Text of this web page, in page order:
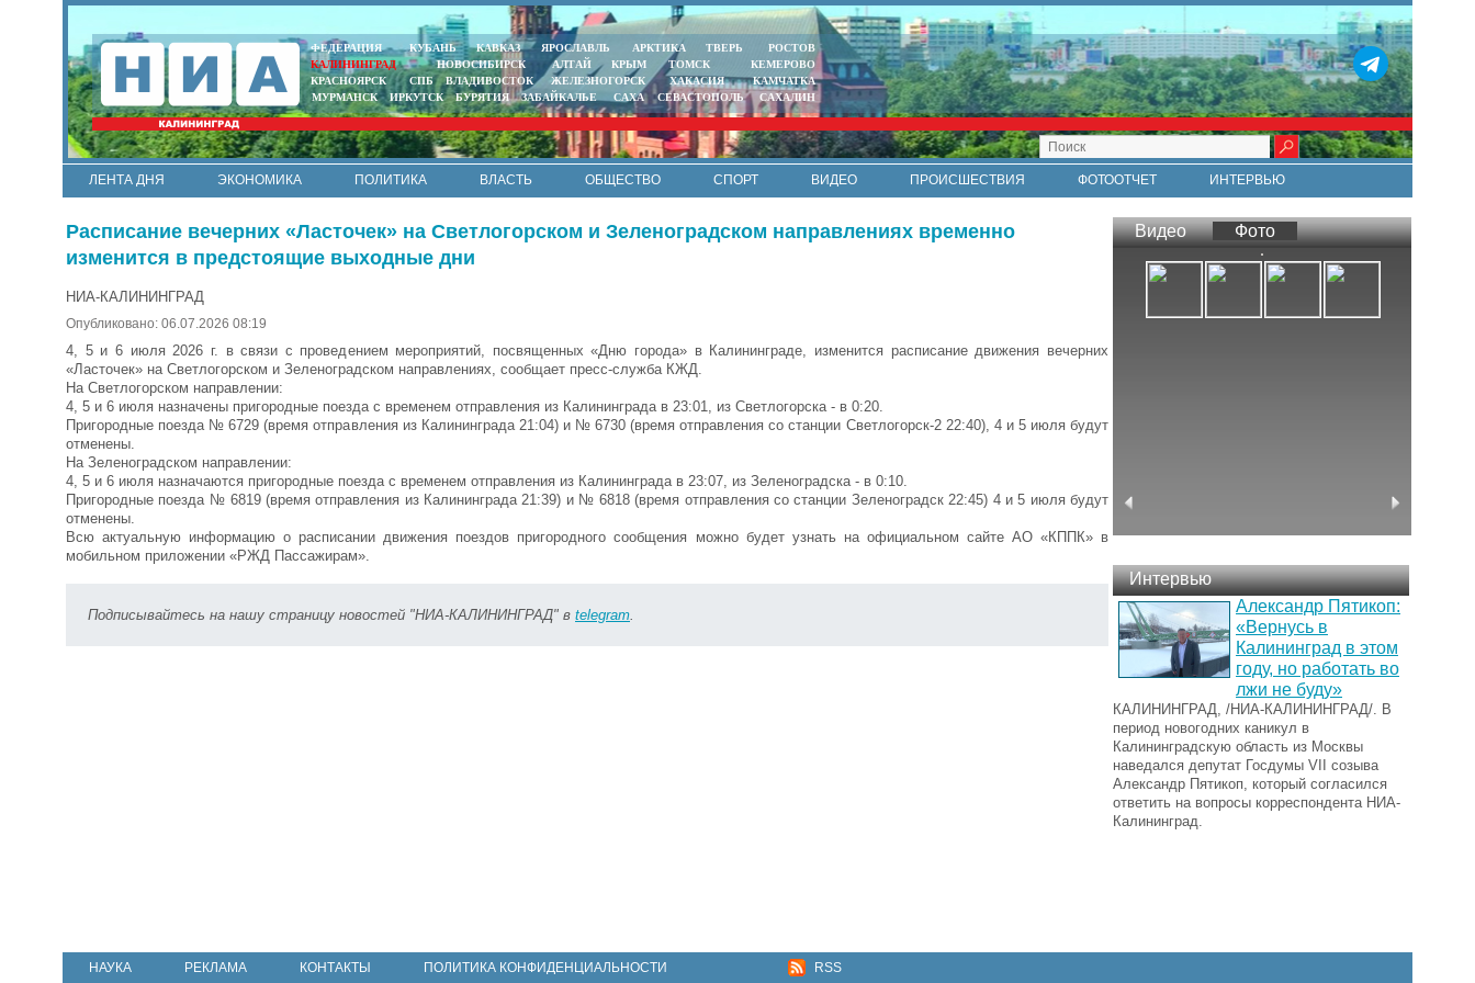
ФЕДЕРАЦИЯ КУБАНЬ КАВКАЗ ЯРОСЛАВЛЬ АРКТИКА ТВЕРЬ
РОСТОВ
КАЛИНИНГРАД
НОВОСИБИРСК АЛТАЙ КРЫМ ТОМСК
КЕМЕРОВО
КРАСНОЯРСК
СПБ ВЛАДИВОСТОК ЖЕЛЕЗНОГОРСК ХАКАСИЯ
КАМЧАТКА
МУРМАНСК
ИРКУТСК БУРЯТИЯ ЗАБАЙКАЛЬЕ САХА СЕВАСТОПОЛЬ САХАЛИН
ЛЕНТА ДНЯ ЭКОНОМИКА ПОЛИТИКА ВЛАСТЬ ОБЩЕСТВО СПОРТ ВИДЕО ПРОИСШЕСТВИЯ ФОТООТЧЕТ
ИНТЕРВЬЮ
Расписание вечерних «Ласточек» на Светлогорском и Зеленоградском направлениях временно
изменится в предстоящие выходные дни
НИА-КАЛИНИНГРАД
Опубликовано: 06.07.2026 08:19
4, 5 и 6 июля 2026 г. в связи с проведением мероприятий, посвященных «Дню города» в Калининграде, изменится расписание движения вечерних
«Ласточек» на Светлогорском и Зеленоградском направлениях, сообщает пресс-служба КЖД.
На Светлогорском направлении:
4, 5 и 6 июля назначены пригородные поезда с временем отправления из Калининграда в 23:01, из Светлогорска - в 0:20.
Пригородные поезда № 6729 (время отправления из Калининграда 21:04) и № 6730 (время отправления со станции Светлогорск-2 22:40), 4 и 5 июля будут
отменены.
На Зеленоградском направлении:
4, 5 и 6 июля назначаются пригородные поезда с временем отправления из Калининграда в 23:07, из Зеленоградска - в 0:10.
Пригородные поезда № 6819 (время отправления из Калининграда 21:39) и № 6818 (время отправления со станции Зеленоградск 22:45) 4 и 5 июля будут
отменены.
Всю актуальную информацию о расписании движения поездов пригородного сообщения можно будет узнать на официальном сайте АО «КППК» в
мобильном приложении «РЖД Пассажирам».
Подписывайтесь на нашу страницу новостей "НИА-КАЛИНИНГРАД" в telegram
Видео Фото
Интервью
Александр Пятикоп:
«Вернусь в
Калининград в этом
году, но работать во
лжи не буду»
КАЛИНИНГРАД, /НИА-КАЛИНИНГРАД/. В
период новогодних каникул в
Калининградскую область из Москвы
наведался депутат Госдумы VII созыва
Александр Пятикоп, который согласился
ответить на вопросы корреспондента НИА-
Калининград.
НАУКА РЕКЛАМА КОНТАКТЫ ПОЛИТИКА КОНФИДЕНЦИАЛЬНОСТИ RSS